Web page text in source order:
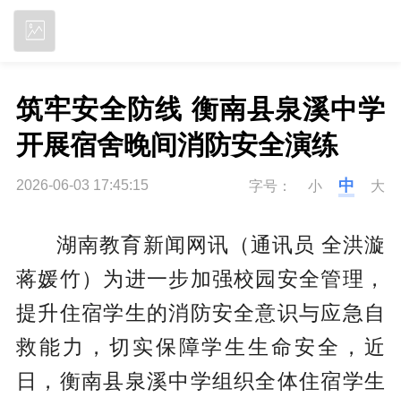
筑牢安全防线 衡南县泉溪中学
开展宿舍晚间消防安全演练
2026-06-03 17:45:15 字号： 小 中 大
湖南教育新闻网讯（通讯员 全洪漩
蒋媛竹）为进一步加强校园安全管理，
提升住宿学生的消防安全意识与应急自
救能力，切实保障学生生命安全，近
日，衡南县泉溪中学组织全体住宿学生